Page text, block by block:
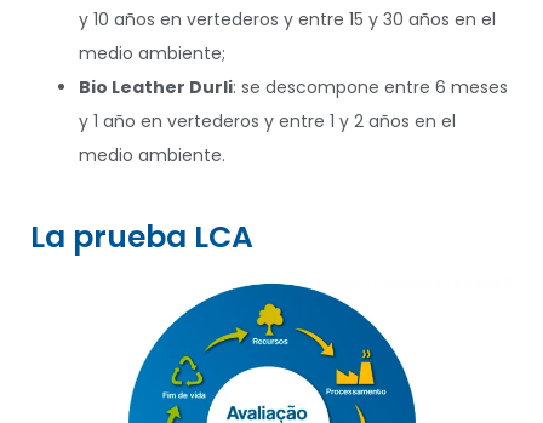
y 10 años en vertederos y entre 15 y 30 años en el
medio ambiente;
Bio Leather Durli: se descompone entre 6 meses
y 1 año en vertederos y entre 1 y 2 años en el
medio ambiente.
La prueba LCA